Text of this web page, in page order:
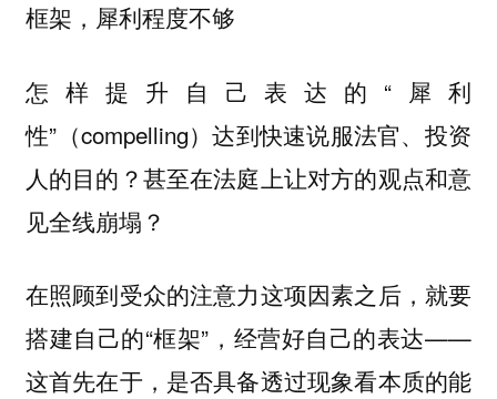
框架，犀利程度不够
怎样提升自己表达的“犀利
性”（compelling）达到快速说服法官、投资
人的目的？甚至在法庭上让对方的观点和意
见全线崩塌？
在照顾到受众的注意力这项因素之后，就要
搭建自己的“框架”，经营好自己的表达——
这首先在于，是否具备透过现象看本质的能